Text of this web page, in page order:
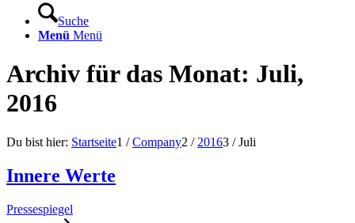
Suche
Menü Menü
Archiv für das Monat: Juli,
2016
Du bist hier: Startseite1 / Company2 / 20163 / Juli
Innere Werte
Pressespiegel